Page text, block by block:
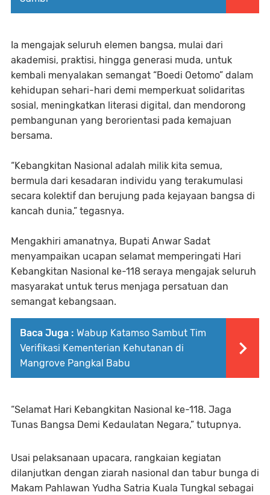
Ia mengajak seluruh elemen bangsa, mulai dari
akademisi, praktisi, hingga generasi muda, untuk
kembali menyalakan semangat “Boedi Oetomo” dalam
kehidupan sehari-hari demi memperkuat solidaritas
sosial, meningkatkan literasi digital, dan mendorong
pembangunan yang berorientasi pada kemajuan
bersama.
“Kebangkitan Nasional adalah milik kita semua,
bermula dari kesadaran individu yang terakumulasi
secara kolektif dan berujung pada kejayaan bangsa di
kancah dunia,” tegasnya.
Mengakhiri amanatnya, Bupati Anwar Sadat
menyampaikan ucapan selamat memperingati Hari
Kebangkitan Nasional ke-118 seraya mengajak seluruh
masyarakat untuk terus menjaga persatuan dan
semangat kebangsaan.
Baca Juga : Wabup Katamso Sambut Tim
Verifikasi Kementerian Kehutanan di
Mangrove Pangkal Babu
“Selamat Hari Kebangkitan Nasional ke-118. Jaga
Tunas Bangsa Demi Kedaulatan Negara,” tutupnya.
Usai pelaksanaan upacara, rangkaian kegiatan
dilanjutkan dengan ziarah nasional dan tabur bunga di
Makam Pahlawan Yudha Satria Kuala Tungkal sebagai